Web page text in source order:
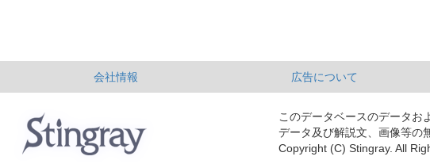
会社情報 広告について
このデータベースのデータお
データ及び解説文、画像等の
Copyright (C) Stingray. All